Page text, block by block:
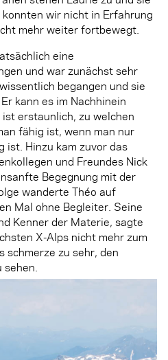
wir nicht in Erfahrung
mehr weiter fortbewegt.
eine
und war zunächst sehr
begangen und sie
kann es im Nachhinein
erstaunlich, zu welchen
fähig ist, wenn man nur
ist. Hinzu kam zuvor das
und Freundes Nick
Begegnung mit der
wanderte Théo auf
Mal ohne Begleiter. Seine
Kenner der Materie, sagte
X-Alps nicht mehr zum
schmerze zu sehr, den